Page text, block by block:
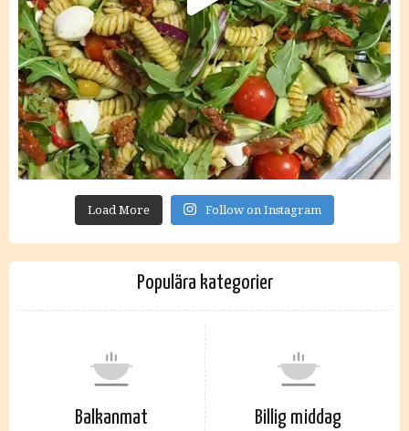
Load More Follow on Instagram
Populära kategorier
Balkanmat Billig middag